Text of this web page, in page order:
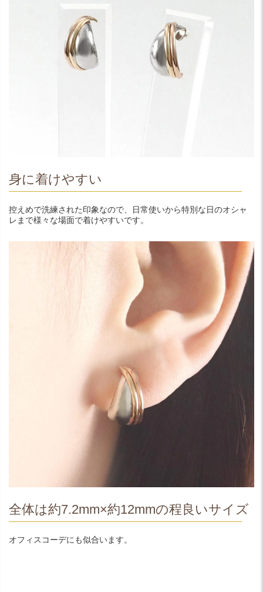
身に着けやすい
控えめで洗練された印象なので、日常使いから特別な日のオシャ
レまで様々な場面で着けやすいです。
全体は約7.2mm×約12mmの程良いサイズ
オフィスコーデにも似合います。